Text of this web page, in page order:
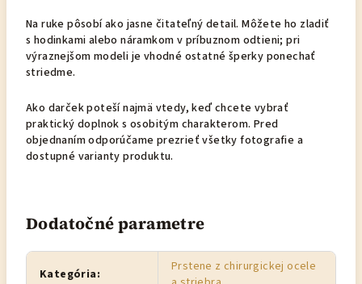
Na ruke pôsobí ako jasne čitateľný detail. Môžete ho zladiť
s hodinkami alebo náramkom v príbuznom odtieni; pri
výraznejšom modeli je vhodné ostatné šperky ponechať
striedme.
Ako darček poteší najmä vtedy, keď chcete vybrať
praktický doplnok s osobitým charakterom. Pred
objednaním odporúčame prezrieť všetky fotografie a
dostupné varianty produktu.
Dodatočné parametre
Kategória:
Prstene z chirurgickej ocele